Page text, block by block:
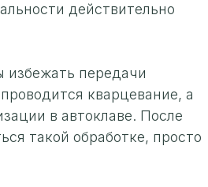
действительно
избежать передачи
кварцевание, а
в автоклаве. После
такой обработке, просто